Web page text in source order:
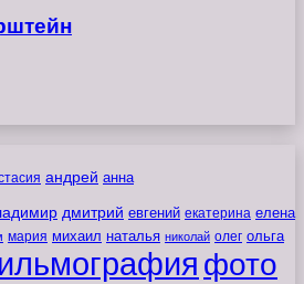
андрей анна
дмитрий евгений екатерина елена
мария михаил наталья николай олег ольга
фото